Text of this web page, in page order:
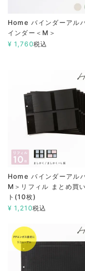
Home バインダーアル
インダー＜M＞
¥ 1,760税込
Home バインダーアル
M＞リフィル まとめ買
ト(10枚)
¥ 1,210税込